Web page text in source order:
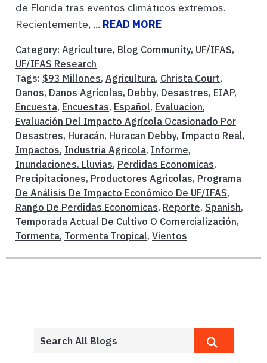
de Florida tras eventos climáticos extremos.
Recientemente, ... READ MORE
Category: Agriculture, Blog Community, UF/IFAS,
UF/IFAS Research
Tags: $93 Millones, Agricultura, Christa Court,
Danos, Danos Agricolas, Debby, Desastres, EIAP,
Encuesta, Encuestas, Español, Evaluacion,
Evaluación Del Impacto Agrícola Ocasionado Por
Desastres, Huracán, Huracan Debby, Impacto Real,
Impactos, Industria Agricola, Informe,
Inundaciones. Lluvias, Perdidas Economicas,
Precipitaciones, Productores Agricolas, Programa
De Análisis De Impacto Económico De UF/IFAS,
Rango De Perdidas Economicas, Reporte, Spanish,
Temporada Actual De Cultivo O Comercialización,
Tormenta, Tormenta Tropical, Vientos